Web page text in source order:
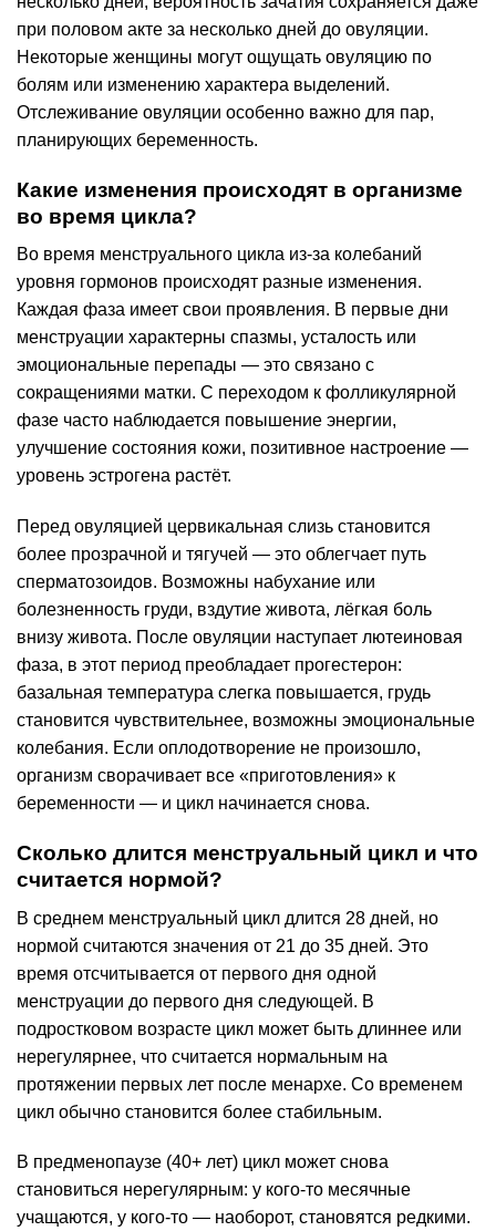
при половом акте за несколько дней до овуляции.
Некоторые женщины могут ощущать овуляцию по
болям или изменению характера выделений.
Отслеживание овуляции особенно важно для пар,
планирующих беременность.
Какие изменения происходят в организме
во время цикла?
Во время менструального цикла из-за колебаний
уровня гормонов происходят разные изменения.
Каждая фаза имеет свои проявления. В первые дни
менструации характерны спазмы, усталость или
эмоциональные перепады — это связано с
сокращениями матки. С переходом к фолликулярной
фазе часто наблюдается повышение энергии,
улучшение состояния кожи, позитивное настроение —
уровень эстрогена растёт.
Перед овуляцией цервикальная слизь становится
более прозрачной и тягучей — это облегчает путь
сперматозоидов. Возможны набухание или
болезненность груди, вздутие живота, лёгкая боль
внизу живота. После овуляции наступает лютеиновая
фаза, в этот период преобладает прогестерон:
базальная температура слегка повышается, грудь
становится чувствительнее, возможны эмоциональные
колебания. Если оплодотворение не произошло,
организм сворачивает все «приготовления» к
беременности — и цикл начинается снова.
Сколько длится менструальный цикл и что
считается нормой?
В среднем менструальный цикл длится 28 дней, но
нормой считаются значения от 21 до 35 дней. Это
время отсчитывается от первого дня одной
менструации до первого дня следующей. В
подростковом возрасте цикл может быть длиннее или
нерегулярнее, что считается нормальным на
протяжении первых лет после менархе. Со временем
цикл обычно становится более стабильным.
В предменопаузе (40+ лет) цикл может снова
становиться нерегулярным: у кого-то месячные
учащаются, у кого-то — наоборот, становятся редкими.